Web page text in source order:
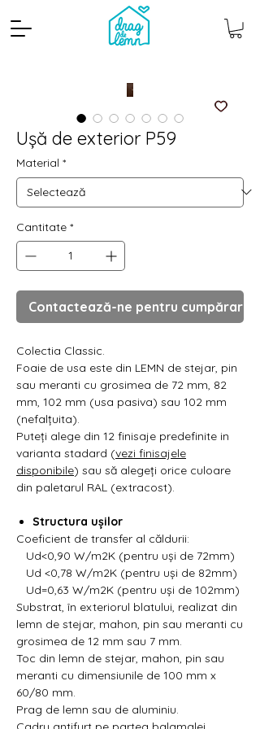
Cantitate mp
Ușă de exterior P59
Material *
Cantitate *
Contactează-ne pentru cumpărare
Colectia Classic.
Foaie de usa este din LEMN de stejar, pin
sau meranti cu grosimea de 72 mm, 82
mm, 102 mm (usa pasiva) sau 102 mm
(nefalțuita).
Puteți alege din 12 finisaje predefinite in
varianta stadard (vezi finisajele
disponibile) sau să alegeți orice culoare
din paletarul RAL (extracost).
Structura ușilor
Coeficient de transfer al căldurii:
Ud<0,90 W/m2K (pentru uși de 72mm)
Ud <0,78 W/m2K (pentru uși de 82mm)
Ud=0,63 W/m2K (pentru uși de 102mm)
Substrat, în exteriorul blatului, realizat din
lemn de stejar, mahon, pin sau meranti cu
grosimea de 12 mm sau 7 mm.
Toc din lemn de stejar, mahon, pin sau
meranti cu dimensiunile de 100 mm x
60/80 mm.
Prag de lemn sau de aluminiu.